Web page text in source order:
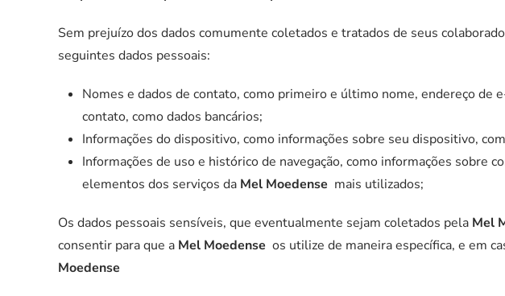
Sem prejuízo dos dados comumente coletados e tratados de seus
seguintes dados pessoais:
Nomes e dados de contato, como primeiro e último nome, endereço
contato, como dados bancários;
Informações do dispositivo, como informações sobre seu dispositivo,
Informações de uso e histórico de navegação, como informações sobre
elementos dos serviços da Mel Moedense mais utilizados;
Os dados pessoais sensíveis, que eventualmente sejam coletados pela Mel
consentir para que a Mel Moedense os utilize de maneira específica, e em
Moedense